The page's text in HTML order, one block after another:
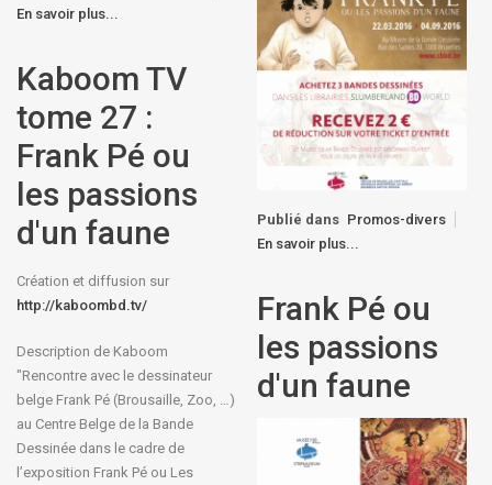
En savoir plus...
Publié dans Promos-divers
En savoir plus...
Kaboom TV
tome 27 :
Frank Pé ou
les passions
d'un faune
Création et diffusion sur
http://kaboombd.tv/
Description de Kaboom
"Rencontre avec le dessinateur
belge Frank Pé (Brousaille, Zoo, …)
au Centre Belge de la Bande
Dessinée dans le cadre de
l’exposition Frank Pé ou Les
Frank Pé ou
les passions
d'un faune